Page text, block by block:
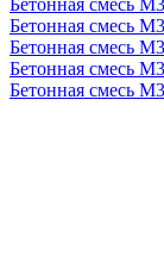
Бетонная смесь
Бетонная смесь
Бетонная смесь
Бетонная смесь
Бетонная смесь